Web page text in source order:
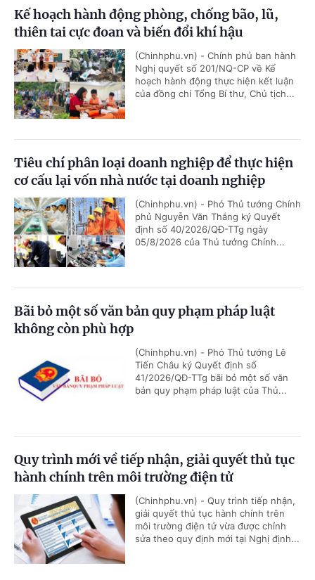
Kế hoạch hành động phòng, chống bão, lũ,
thiên tai cực đoan và biến đổi khí hậu
(Chinhphu.vn) - Chính phủ ban hành
Nghị quyết số 201/NQ-CP về Kế
hoạch hành động thực hiện kết luận
của đồng chí Tổng Bí thư, Chủ tịch...
Tiêu chí phân loại doanh nghiệp để thực hiện
cơ cấu lại vốn nhà nước tại doanh nghiệp
(Chinhphu.vn) - Phó Thủ tướng Chính
phủ Nguyễn Văn Thắng ký Quyết
định số 40/2026/QĐ-TTg ngày
05/8/2026 của Thủ tướng Chính...
Bãi bỏ một số văn bản quy phạm pháp luật
không còn phù hợp
(Chinhphu.vn) - Phó Thủ tướng Lê
Tiến Châu ký Quyết định số
41/2026/QĐ-TTg bãi bỏ một số văn
bản quy phạm pháp luật của Thủ...
Quy trình mới về tiếp nhận, giải quyết thủ tục
hành chính trên môi trường điện tử
(Chinhphu.vn) - Quy trình tiếp nhận,
giải quyết thủ tục hành chính trên
môi trường điện tử vừa được chỉnh
sửa theo quy định mới tại Nghị định...